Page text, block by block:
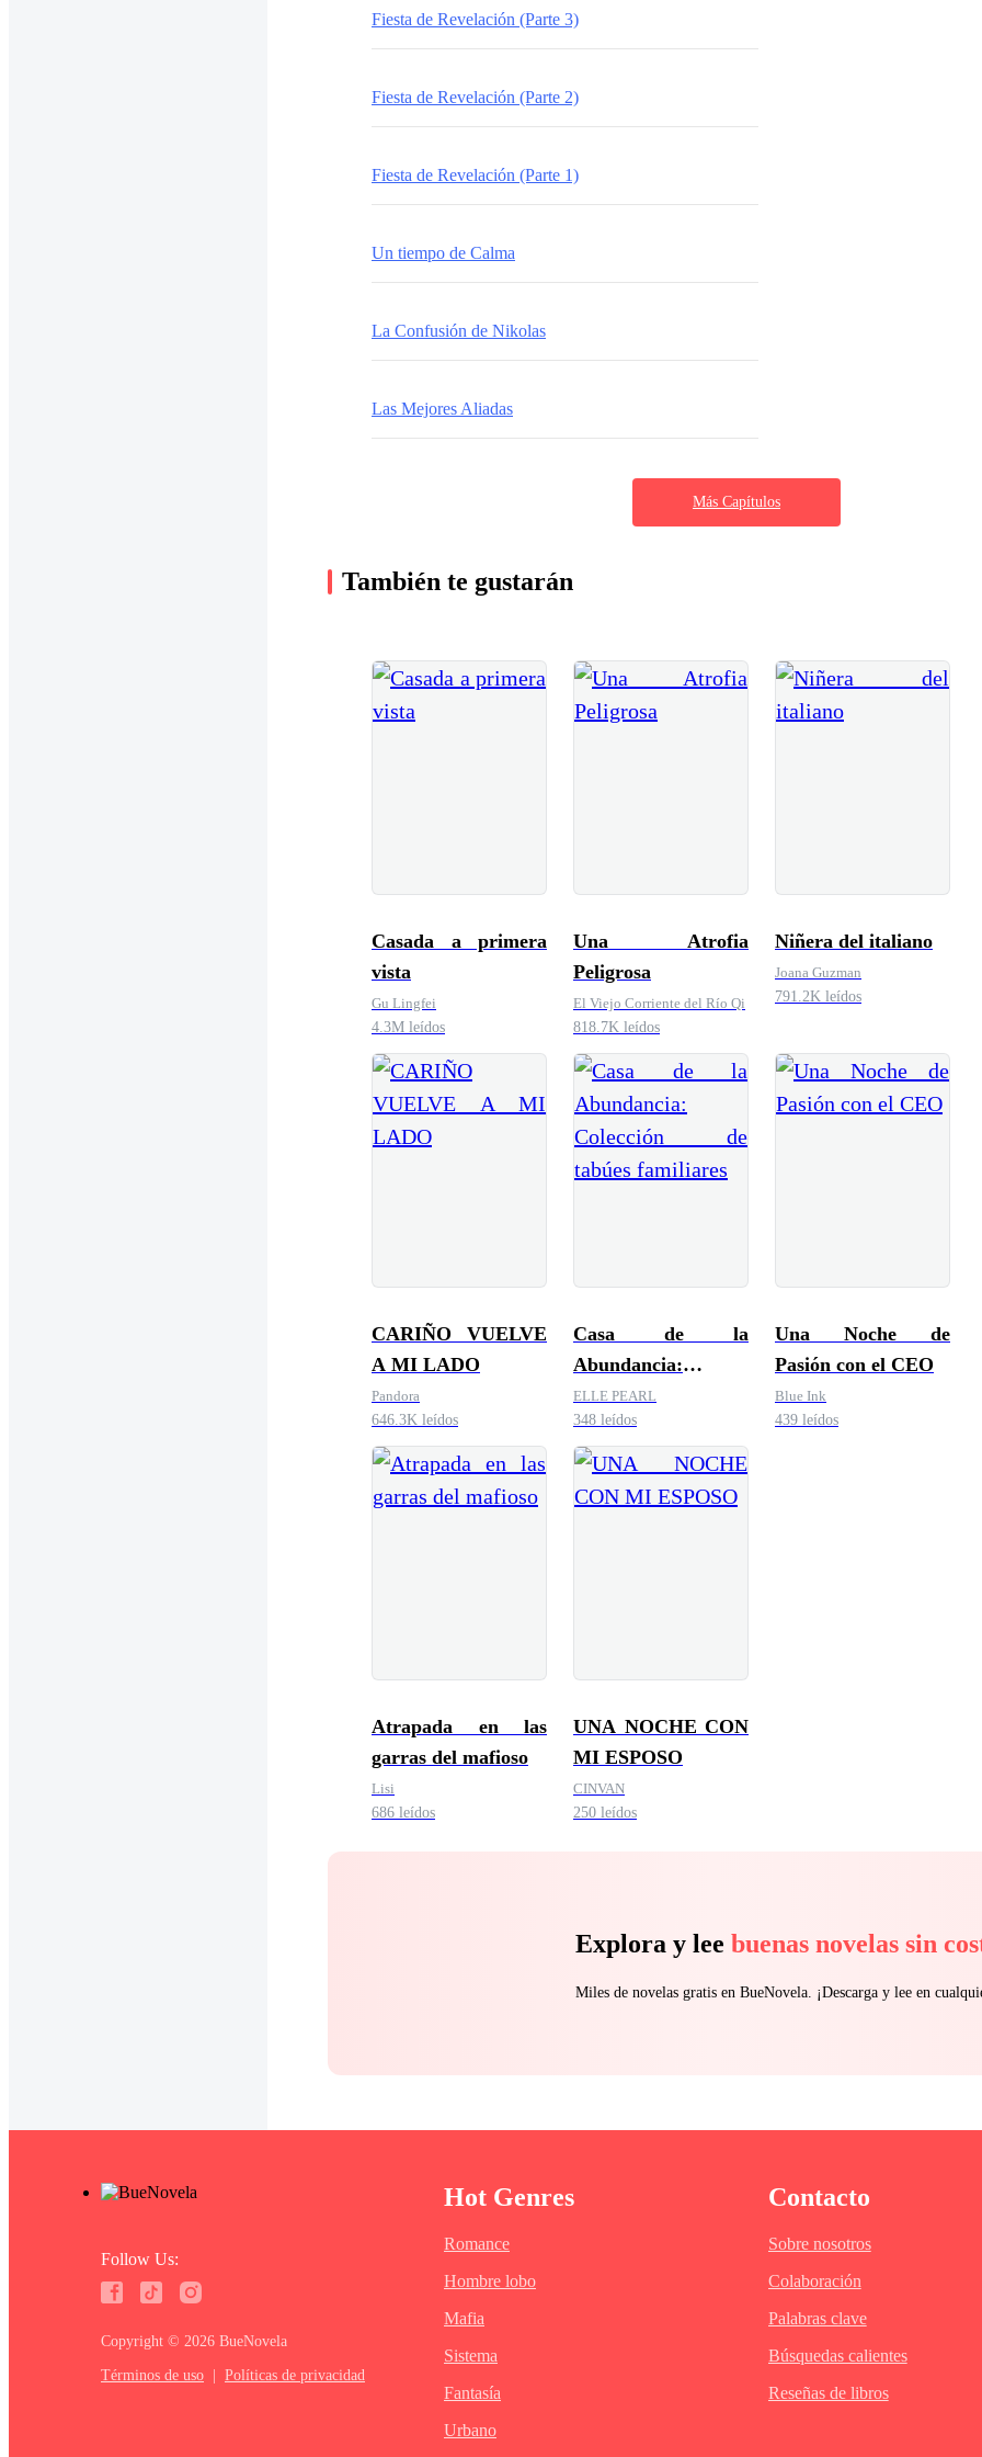
Fiesta de Revelación (Parte 3)
Fiesta de Revelación (Parte 2)
Fiesta de Revelación (Parte 1)
Un tiempo de Calma
La Confusión de Nikolas
Las Mejores Aliadas
Más Capítulos
También te gustarán
Casada a primera
vista
Gu Lingfei
4.3M leídos
Una Atrofia
Peligrosa
El Viejo Corriente del Río Qi
818.7K leídos
Niñera del italiano
Joana Guzman
791.2K leídos
CARIÑO VUELVE
A MI LADO
Pandora
646.3K leídos
Casa de la
Abundancia:
Colección de tabúes
familiares
ELLE PEARL
348 leídos
Una Noche de
Pasión con el CEO
Blue Ink
439 leídos
Atrapada en las
garras del mafioso
Lisi
686 leídos
UNA NOCHE CON
MI ESPOSO
CINVAN
250 leídos
Explora y lee buenas novelas sin
Miles de novelas gratis en BueNovela. ¡Descarga y lee en
Follow Us:
Copyright ©‌ 2026 BueNovela
Términos de uso Políticas de privacidad
Hot Genres
Romance
Hombre lobo
Mafia
Sistema
Fantasía
Urbano
Contacto
Sobre nosotros
Colaboración
Palabras clave
Búsquedas calientes
Reseñas de libros